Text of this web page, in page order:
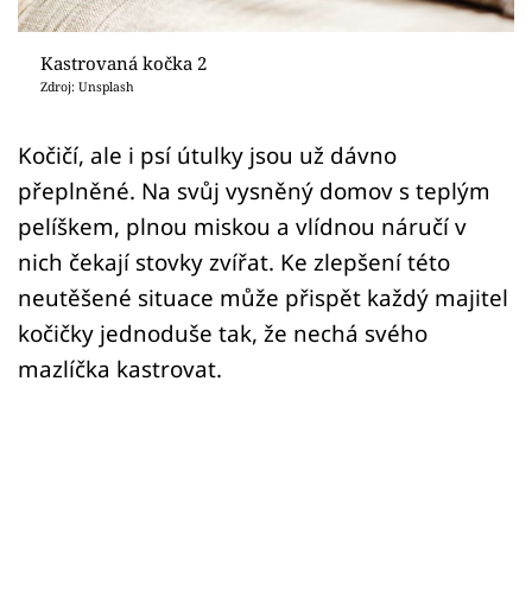
Sledujte nás
Kastrovaná kočka 2
Zdroj: Unsplash
Kočičí, ale i psí útulky jsou už dávno
přeplněné. Na svůj vysněný domov s teplým
pelíškem, plnou miskou a vlídnou náručí v
nich čekají stovky zvířat. Ke zlepšení této
neutěšené situace může přispět každý majitel
kočičky jednoduše tak, že nechá svého
mazlíčka kastrovat.